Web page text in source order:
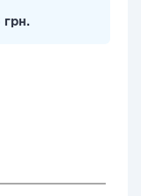
грн.